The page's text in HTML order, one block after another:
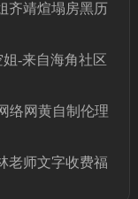
齐靖煊塌房黑历
-来自海角社区
络网黄自制伦理
老师文字收费福